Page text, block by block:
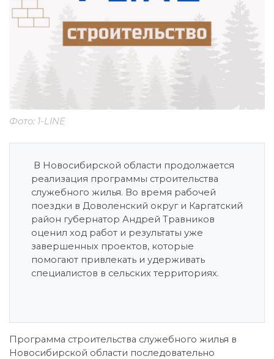
Фото: 1-LINE
В Новосибирской области продолжается
реализация программы строительства
служебного жилья. Во время рабочей
поездки в Доволенский округ и Каргатский
район губернатор Андрей Травников
оценил ход работ и результаты уже
завершенных проектов, которые
помогают привлекать и удерживать
специалистов в сельских территориях.
Программа строительства служебного жилья в
Новосибирской области последовательно